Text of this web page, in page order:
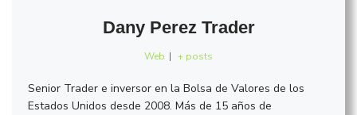
Dany Perez Trader
Web | + posts
Senior Trader e inversor en la Bolsa de Valores de los
Estados Unidos desde 2008. Más de 15 años de